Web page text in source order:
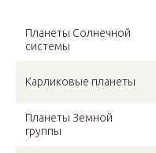
Планеты Солнечной
системы
Карликовые планеты
Планеты Земной
группы